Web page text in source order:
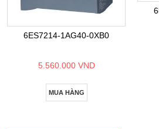
6ES7214-1AG40-0XB0
5.560.000 VND
MUA HÀNG